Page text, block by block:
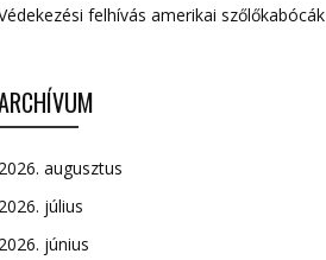
felhívás amerikai szőlőkabócák
2026. augusztus
2026. július
2026. június